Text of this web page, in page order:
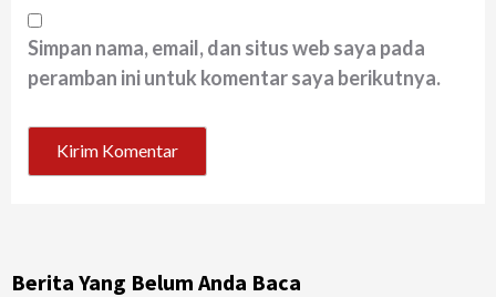
Simpan nama, email, dan situs web saya pada
peramban ini untuk komentar saya berikutnya.
Berita Yang Belum Anda Baca